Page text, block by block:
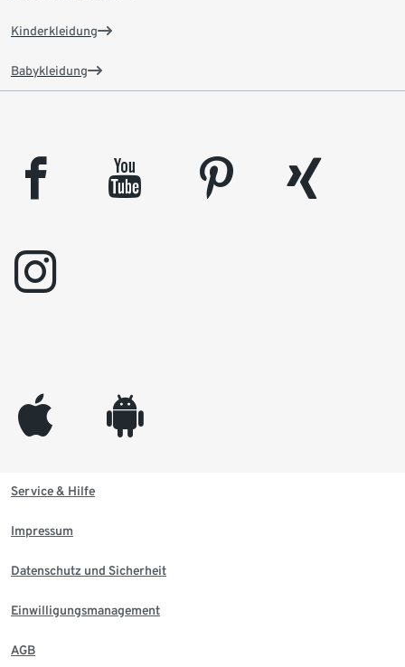
Kinderkleidung
Babykleidung
facebook youtube pinterest
xing
instagram
appleinc android
Service & Hilfe
Impressum
Datenschutz und Sicherheit
Einwilligungsmanagement
AGB